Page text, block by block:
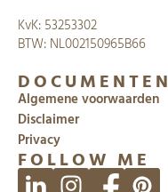
KvK: 53253302
​BTW: NL002150965B66
DOCUMENTEN
Algemene voorwaarden
Disclaimer
Privacy
FOLLOW ME